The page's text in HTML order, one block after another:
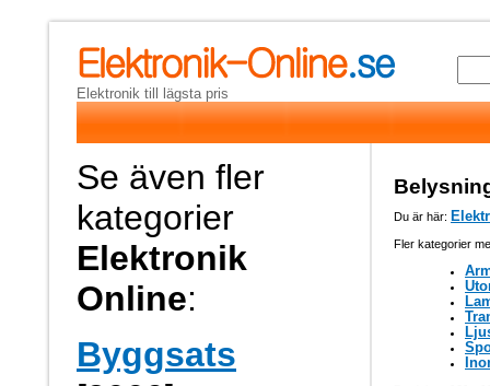
Elektronik till lägsta pris
Du är här:
Fler kategorier
Se även fler
kategorier
Elektronik
Online:
Byggsats